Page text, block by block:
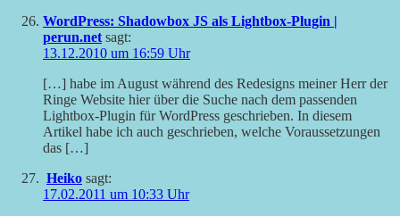
WordPress: Shadowbox JS als Lightbox-Plugin |
perun.net sagt:
13.12.2010 um 16:59 Uhr
[…] habe im August während des Redesigns meiner Herr der
Ringe Website hier über die Suche nach dem passenden
Lightbox-Plugin für WordPress geschrieben. In diesem
Artikel habe ich auch geschrieben, welche Voraussetzungen
das […]
Heiko sagt:
17.02.2011 um 10:33 Uhr